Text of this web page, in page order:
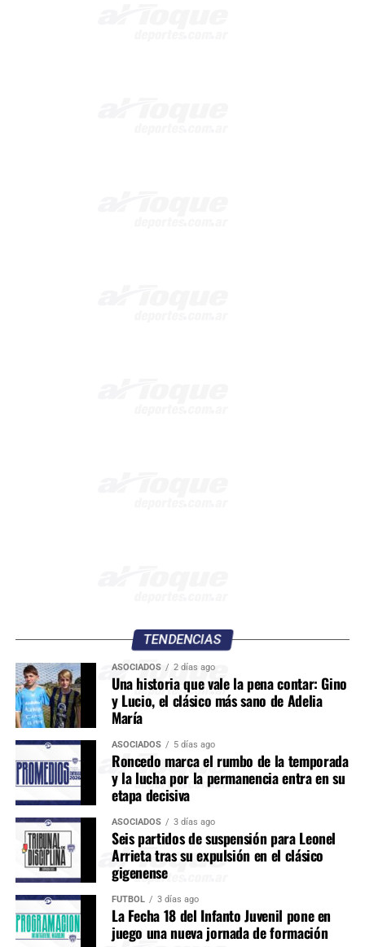
TENDENCIAS
ASOCIADOS 2 días ago
Una historia que vale la pena contar: Gino
y Lucio, el clásico más sano de Adelia
María
ASOCIADOS 5 días ago
Roncedo marca el rumbo de la temporada
y la lucha por la permanencia entra en su
etapa decisiva
ASOCIADOS 3 días ago
Seis partidos de suspensión para Leonel
Arrieta tras su expulsión en el clásico
gigenense
FÚTBOL 3 días ago
La Fecha 18 del Infanto Juvenil pone en
juego una nueva jornada de formación